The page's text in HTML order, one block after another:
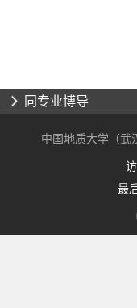
同专业博导
中国地质大学（武
最